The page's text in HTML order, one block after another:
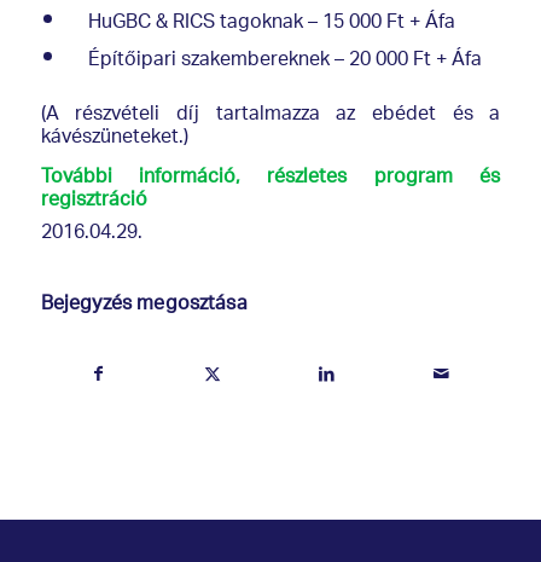
HuGBC & RICS tagoknak – 15 000 Ft + Áfa
Építőipari szakembereknek – 20 000 Ft + Áfa
(A részvételi díj tartalmazza az ebédet és a
kávészüneteket.)
További információ, részletes program és
regisztráció
2016.04.29.
Bejegyzés megosztása